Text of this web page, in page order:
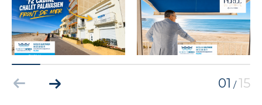
01 /15